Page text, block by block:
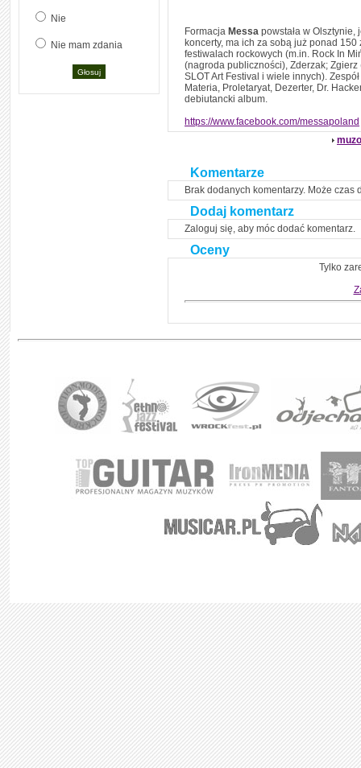
Nie
Nie mam zdania
Formacja Messa powstała w
koncerty, ma ich za sobą już ponad
festiwalach rockowych (m.in. Rock In
(nagroda publiczności), Zderzak;
SLOT Art Festival i wiele innych).
Materia, Proletaryat, Dezerter, Dr.
debiutancki album.
https://www.facebook.com/messapoland
Komentarze
Brak dodanych komentarzy. Może czas
Dodaj komentarz
Zaloguj się, aby móc dodać komentarz.
Oceny
Tylko